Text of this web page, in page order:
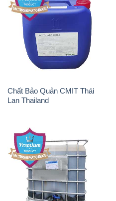
Chất Bảo Quản CMIT Thái
Lan Thailand